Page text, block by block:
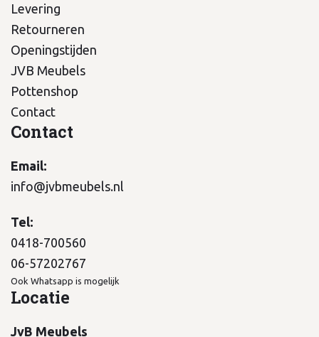
Levering
Retourneren
Openingstijden
JVB Meubels
Pottenshop
Contact
Contact
Email:
info@jvbmeubels.nl
Tel:
0418-700560
06-57202767
Ook Whatsapp is mogelijk
Locatie
JvB Meubels